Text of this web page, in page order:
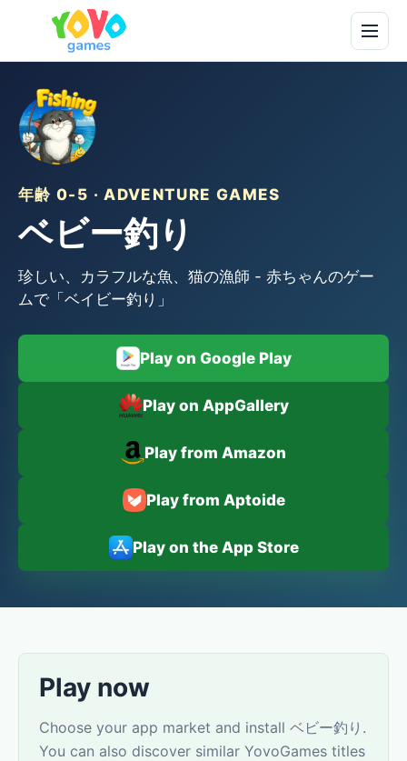
年齢 0-5 · ADVENTURE GAMES
ベビー釣り
珍しい、カラフルな魚、猫の漁師 - 赤ちゃんのゲー
ムで「ベイビー釣り」
Play on Google Play
Play on AppGallery
Play from Amazon
Play from Aptoide
Play on the App Store
Play now
Choose your app market and install ベビー釣り.
You can also discover similar YovoGames titles